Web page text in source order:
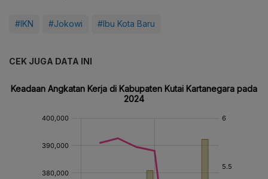
#IKN #Jokowi #Ibu Kota Baru
CEK JUGA DATA INI